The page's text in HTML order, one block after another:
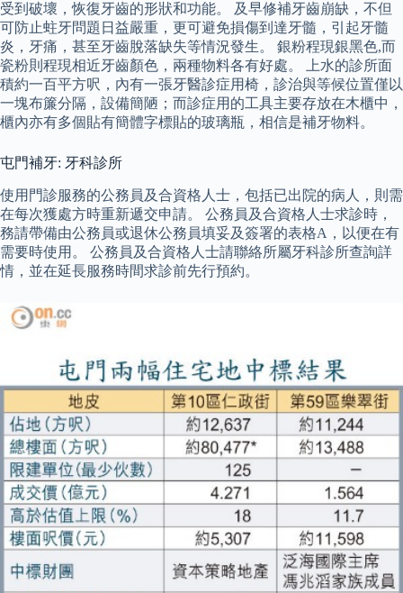
受到破壞，恢復牙齒的形狀和功能。 及早修補牙齒崩缺，不但
可防止蛀牙問題日益嚴重，更可避免損傷到達牙髓，引起牙髓
炎，牙痛，甚至牙齒脫落缺失等情況發生。 銀粉程現銀黑色,而
瓷粉則程現相近牙齒顏色，兩種物料各有好處。 上水的診所面
積約一百平方呎，內有一張牙醫診症用椅，診治與等候位置僅以
一塊布簾分隔，設備簡陋；而診症用的工具主要存放在木櫃中，
櫃內亦有多個貼有簡體字標貼的玻璃瓶，相信是補牙物料。
屯門補牙: 牙科診所
使用門診服務的公務員及合資格人士，包括已出院的病人，則需
在每次獲處方時重新遞交申請。 公務員及合資格人士求診時，
務請帶備由公務員或退休公務員填妥及簽署的表格A，以便在有
需要時使用。 公務員及合資格人士請聯絡所屬牙科診所查詢詳
情，並在延長服務時間求診前先行預約。